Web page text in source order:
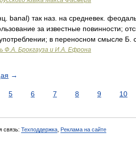
banal) так наз. на средневек.
за известные повинности;
в переносном смысле Б.
Ф.А. Брокгауза и И.А. Ефрона
→
5 6 7 8 9 10
связь: Техподдержка Реклама на сайте